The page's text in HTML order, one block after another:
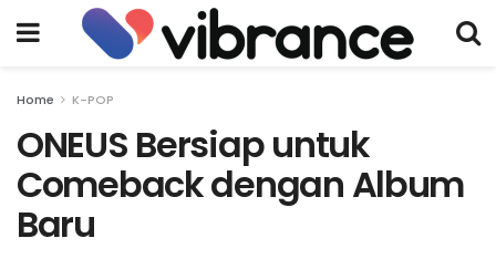
Home K-POP
ONEUS Bersiap untuk
Comeback dengan Album
Baru